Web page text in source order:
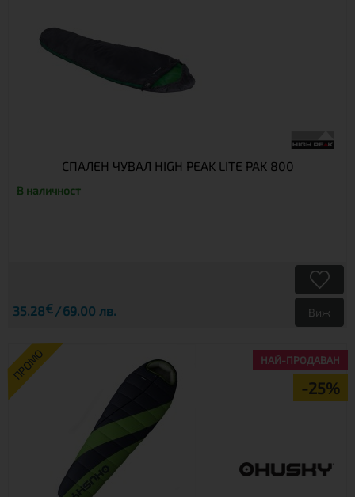
СПАЛЕН ЧУВАЛ HIGH PEAK LITE PAK 800
В наличност
35.28€ 69.00 лв. Виж
ПРОМО
-25%
НАЙ-ПРОДАВАН